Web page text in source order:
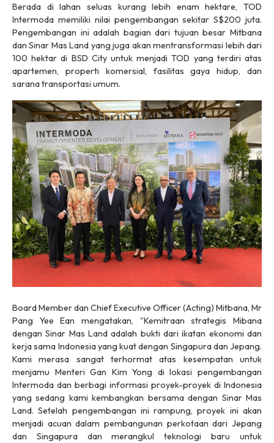
Berada di lahan seluas kurang lebih enam hektare, TOD
Intermoda memiliki nilai pengembangan sekitar S$200 juta.
Pengembangan ini adalah bagian dari tujuan besar Mitbana
dan Sinar Mas Land yang juga akan mentransformasi lebih dari
100 hektar di BSD City untuk menjadi TOD yang terdiri atas
apartemen, properti komersial, fasilitas gaya hidup, dan
sarana transportasi umum.
Board Member dan Chief Executive Officer (Acting) Mitbana, Mr
Pang Yee Ean mengatakan, "Kemitraan strategis Mibana
dengan Sinar Mas Land adalah bukti dari ikatan ekonomi dan
kerja sama Indonesia yang kuat dengan Singapura dan Jepang.
Kami merasa sangat terhormat atas kesempatan untuk
menjamu Menteri Gan Kim Yong di lokasi pengembangan
Intermoda dan berbagi informasi proyek-proyek di Indonesia
yang sedang kami kembangkan bersama dengan Sinar Mas
Land. Setelah pengembangan ini rampung, proyek ini akan
menjadi acuan dalam pembangunan perkotaan dari Jepang
dan Singapura dan merangkul teknologi baru untuk